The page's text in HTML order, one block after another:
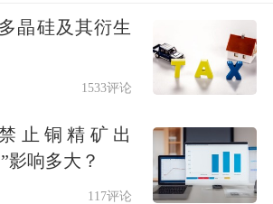
晶硅及其衍生
1533评论
止铜精矿出
影响多大？
117评论